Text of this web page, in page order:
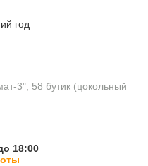
год
3", 58 бутик (цокольный
18:00